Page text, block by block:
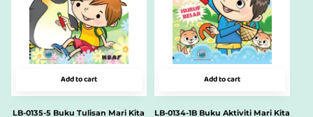
Add to cart
LB-0135-5 Buku Tulisan Mari Kita
Add to cart
LB-0134-1B Buku Aktiviti Mari Kita